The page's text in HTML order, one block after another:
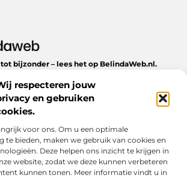
respecteren jouw
en gebruiken
voor ons. Om u een optimale
te bieden, maken we gebruik van cookies en
Deze helpen ons inzicht te krijgen in
website, zodat we deze kunnen verbeteren
kunnen tonen. Meer informatie vindt u in
tot bijzonder – lees het op BelindaWeb.nl.
leven te bieden heeft.